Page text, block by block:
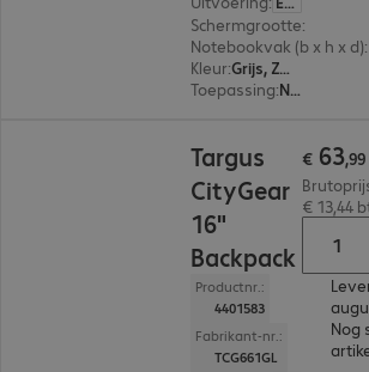
Schermgrootte:
Notebookvak (b x h x d):
Kleur:
Grijs, Zwart
Toepassing: Notebook
Targus
CityGear
16"
Backpack
Productnr.:
4401583
Fabrikant-nr.:
TCG661GL
€ 63,99
€ 13,44
Nog